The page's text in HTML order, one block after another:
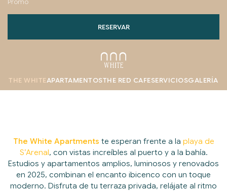
RESERVAR
THE WHITEAPARTAMENTOSTHE RED CAFESERVICIOSGALERÍA
The White Apartments te esperan frente a la playa de
S’Arenal, con vistas increíbles al puerto y a la bahía.
Estudios y apartamentos amplios, luminosos y renovados
en 2025, combinan el encanto ibicenco con un toque
moderno. Disfruta de tu terraza privada, relájate al ritmo